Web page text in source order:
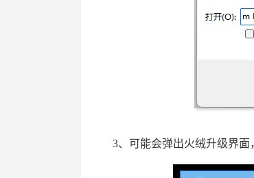
3、可能会弹出火绒升级界面